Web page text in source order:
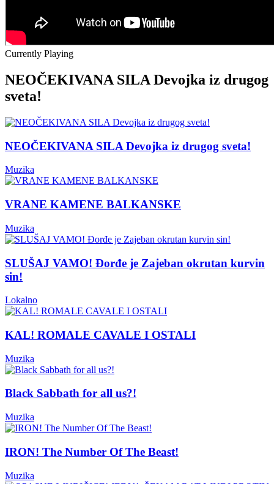
Currently Playing
NEOČEKIVANA SILA Devojka iz drugog
sveta!
NEOČEKIVANA SILA Devojka iz drugog sveta!
Muzika
VRANE KAMENE BALKANSKE
Muzika
SLUŠAJ VAMO! Đorđe je Zajeban okrutan kurvin
sin!
Lokalno
KAL! ROMALE CAVALE I OSTALI
Muzika
Black Sabbath for all us?!
Muzika
IRON! The Number Of The Beast!
Muzika